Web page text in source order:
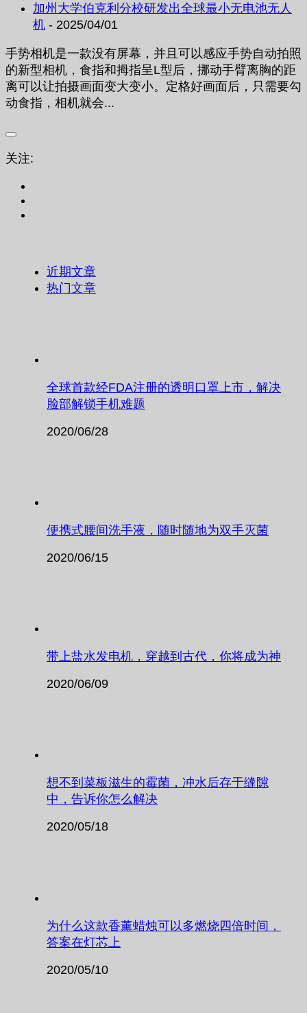
加州大学伯克利分校研发出全球最小无电池无人
机 - 2025/04/01
手势相机是一款没有屏幕，并且可以感应手势自动拍照
的新型相机，食指和拇指呈L型后，挪动手臂离胸的距
离可以让拍摄画面变大变小。定格好画面后，只需要勾
动食指，相机就会...
关注:
近期文章
热门文章
全球首款经FDA注册的透明口罩上市，解决
脸部解锁手机难题
2020/06/28
便携式腰间洗手液，随时随地为双手灭菌
2020/06/15
带上盐水发电机，穿越到古代，你将成为神
2020/06/09
想不到菜板滋生的霉菌，冲水后存于缝隙
中，告诉你怎么解决
2020/05/18
为什么这款香薰蜡烛可以多燃烧四倍时间，
答案在灯芯上
2020/05/10